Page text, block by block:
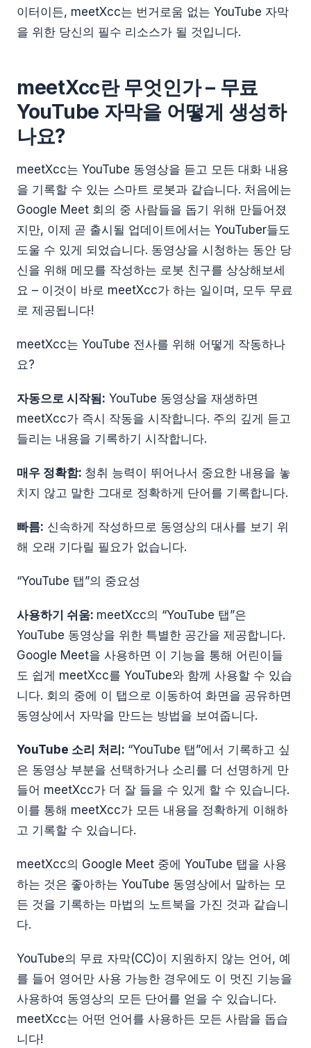
이터이든, meetXcc는 번거로움 없는 YouTube 자막
을 위한 당신의 필수 리소스가 될 것입니다.
meetXcc란 무엇인가 – 무료
YouTube 자막을 어떻게 생성하
나요?
meetXcc는 YouTube 동영상을 듣고 모든 대화 내용
을 기록할 수 있는 스마트 로봇과 같습니다. 처음에는
Google Meet 회의 중 사람들을 돕기 위해 만들어졌
지만, 이제 곧 출시될 업데이트에서는 YouTuber들도
도울 수 있게 되었습니다. 동영상을 시청하는 동안 당
신을 위해 메모를 작성하는 로봇 친구를 상상해보세
요 – 이것이 바로 meetXcc가 하는 일이며, 모두 무료
로 제공됩니다!
meetXcc는 YouTube 전사를 위해 어떻게 작동하나
요?
자동으로 시작됨: YouTube 동영상을 재생하면
meetXcc가 즉시 작동을 시작합니다. 주의 깊게 듣고
들리는 내용을 기록하기 시작합니다.
매우 정확함: 청취 능력이 뛰어나서 중요한 내용을 놓
치지 않고 말한 그대로 정확하게 단어를 기록합니다.
빠름: 신속하게 작성하므로 동영상의 대사를 보기 위
해 오래 기다릴 필요가 없습니다.
“YouTube 탭”의 중요성
사용하기 쉬움: meetXcc의 “YouTube 탭”은
YouTube 동영상을 위한 특별한 공간을 제공합니다.
Google Meet을 사용하면 이 기능을 통해 어린이들
도 쉽게 meetXcc를 YouTube와 함께 사용할 수 있습
니다. 회의 중에 이 탭으로 이동하여 화면을 공유하면
동영상에서 자막을 만드는 방법을 보여줍니다.
YouTube 소리 처리: “YouTube 탭”에서 기록하고 싶
은 동영상 부분을 선택하거나 소리를 더 선명하게 만
들어 meetXcc가 더 잘 들을 수 있게 할 수 있습니다.
이를 통해 meetXcc가 모든 내용을 정확하게 이해하
고 기록할 수 있습니다.
meetXcc의 Google Meet 중에 YouTube 탭을 사용
하는 것은 좋아하는 YouTube 동영상에서 말하는 모
든 것을 기록하는 마법의 노트북을 가진 것과 같습니
다.
YouTube의 무료 자막(CC)이 지원하지 않는 언어, 예
를 들어 영어만 사용 가능한 경우에도 이 멋진 기능을
사용하여 동영상의 모든 단어를 얻을 수 있습니다.
meetXcc는 어떤 언어를 사용하든 모든 사람을 돕습
니다!